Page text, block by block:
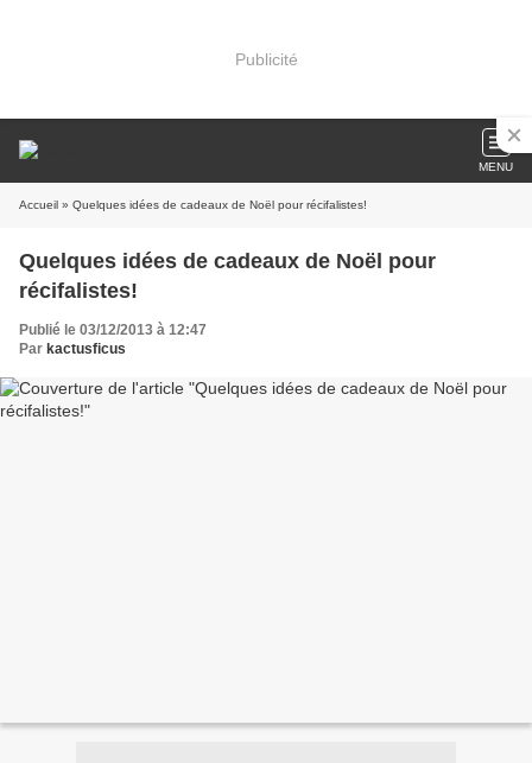
Publicité
MENU
Accueil » Quelques idées de cadeaux de Noël pour récifalistes!
Quelques idées de cadeaux de Noël pour
récifalistes!
Publié le 03/12/2013 à 12:47
Par kactusficus